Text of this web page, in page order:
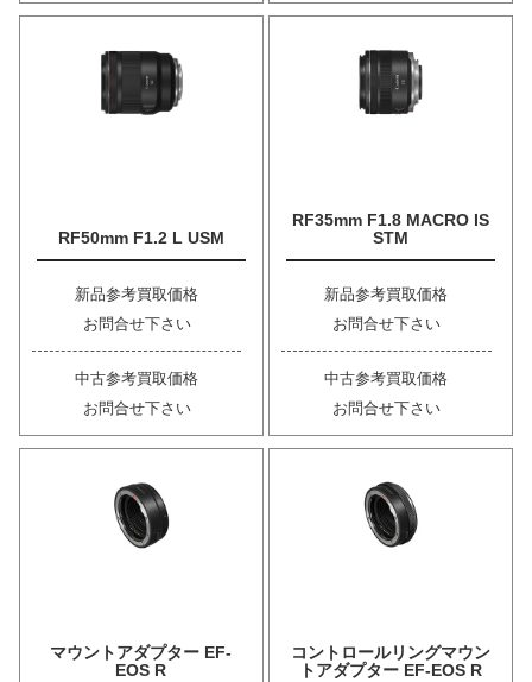
RF50mm F1.2 L USM
新品参考買取価格
お問合せ下さい
中古参考買取価格
お問合せ下さい
RF35mm F1.8 MACRO IS
STM
新品参考買取価格
お問合せ下さい
中古参考買取価格
お問合せ下さい
マウントアダプター EF-
EOS R
コントロールリングマウン
トアダプター EF-EOS R